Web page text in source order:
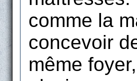
comme la
concevoir
même